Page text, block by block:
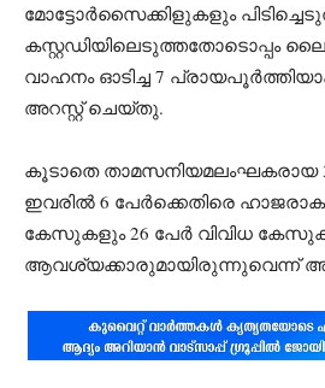
മോട്ടോർസൈക്കിളുകളും
കസ്റ്റഡിയിലെടുത്തതോടൊപ്പം
വാഹനം ഓടിച്ച 7
അറസ്റ്റ് ചെയ്തു.
കൂടാതെ താമസനിയമലംഘകരായ
ഇവരിൽ 6 പേർക്കെതിരെ
കേസുകളും 26 പേർ വിവിധ
ആവശ്യക്കാരുമായിരുന്നുവെന്ന്